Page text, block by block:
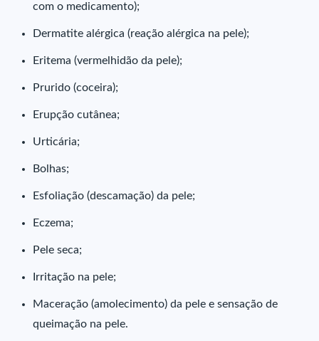
com o medicamento);
Dermatite alérgica (reação alérgica na pele);
Eritema (vermelhidão da pele);
Prurido (coceira);
Erupção cutânea;
Urticária;
Bolhas;
Esfoliação (descamação) da pele;
Eczema;
Pele seca;
Irritação na pele;
Maceração (amolecimento) da pele e sensação de
queimação na pele.